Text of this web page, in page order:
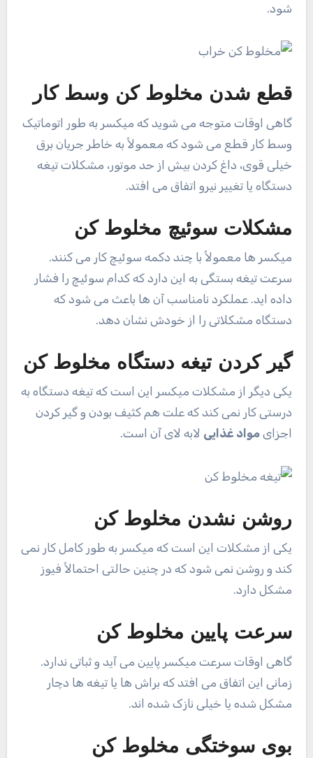
شود.
قطع شدن مخلوط کن وسط کار
گاهی اوقات متوجه می شوید که میکسر به طور اتوماتیک
وسط کار قطع می شود که معمولاً به خاطر جریان برق
خیلی قوی، داغ کردن بیش از حد موتور، مشکلات تیغه
دستگاه یا تغییر نیرو اتفاق می افتد.
مشکلات سوئیچ مخلوط کن
میکسر ها معمولاً با چند دکمه سوئیچ کار می کنند.
سرعت تیغه بستگی به این دارد که کدام سوئیچ را فشار
داده اید. عملکرد نامناسب آن ها باعث می شود که
دستگاه مشکلاتی را از خودش نشان دهد.
گیر کردن تیغه دستگاه مخلوط کن
یکی دیگر از مشکلات میکسر این است که تیغه دستگاه به
درستی کار نمی کند که علت هم کثیف بودن و گیر کردن
اجزای مواد غذایی لابه لای آن است.
روشن نشدن مخلوط کن
یکی از مشکلات این است که میکسر به طور کامل کار نمی
کند و روشن نمی شود که در چنین حالتی احتمالاً فیوز
مشکل دارد.
سرعت پایین مخلوط کن
گاهی اوقات سرعت میکسر پایین می آید و ثباتی ندارد.
زمانی این اتفاق می افتد که براش ها یا تیغه ها دچار
مشکل شده یا خیلی نازک شده اند.
بوی سوختگی مخلوط کن